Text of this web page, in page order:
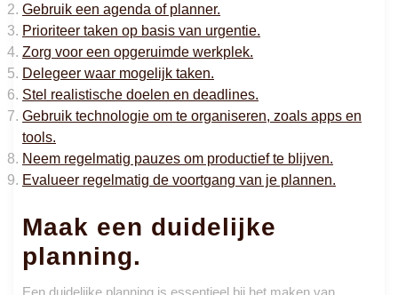
Gebruik een agenda of planner.
Prioriteer taken op basis van urgentie.
Zorg voor een opgeruimde werkplek.
Delegeer waar mogelijk taken.
Stel realistische doelen en deadlines.
Gebruik technologie om te organiseren, zoals apps en
tools.
Neem regelmatig pauzes om productief te blijven.
Evalueer regelmatig de voortgang van je plannen.
Maak een duidelijke
planning.
Een duidelijke planning is essentieel bij het maken van